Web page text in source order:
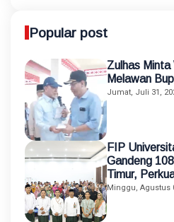
Popular post
Zulhas Minta
Melawan
Jumat, Juli 31,
FIP
Gandeng
Timur,
Pendidikan
Minggu, Agustus